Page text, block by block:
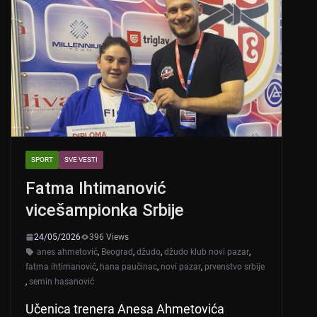
SPORT SVE VESTI
Fatma Ihtimanović
vicešampionka Srbije
24/05/2026
396 Views
anes ahmetović, Beograd, džudo, džudo klub novi pazar,
fatma ihtimanović, hana paučinac, novi pazar, prvenstvo srbije
, semin hasanović
Učenica trenera Anesa Ahmetovića